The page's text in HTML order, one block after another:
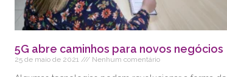
5G abre caminhos para novos negócios
25 de maio de 2021 Nenhum comentário